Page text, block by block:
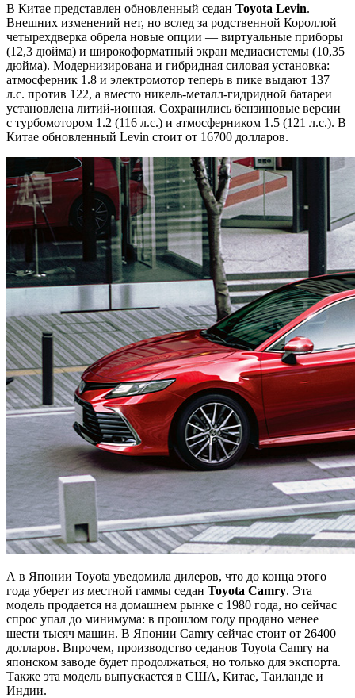
В Китае представлен обновленный седан Toyota Levin.
Внешних изменений нет, но вслед за родственной Короллой
четырехдверка обрела новые опции — виртуальные приборы
(12,3 дюйма) и широкоформатный экран медиасистемы (10,35
дюйма). Модернизирована и гибридная силовая установка:
атмосферник 1.8 и электромотор теперь в пике выдают 137
л.с. против 122, а вместо никель-металл-гидридной батареи
установлена литий-ионная. Сохранились бензиновые версии
с турбомотором 1.2 (116 л.с.) и атмосферником 1.5 (121 л.с.). В
Китае обновленный Levin стоит от 16700 долларов.
А в Японии Toyota уведомила дилеров, что до конца этого
года уберет из местной гаммы седан Toyota Camry. Эта
модель продается на домашнем рынке с 1980 года, но сейчас
спрос упал до минимума: в прошлом году продано менее
шести тысяч машин. В Японии Camry сейчас стоит от 26400
долларов. Впрочем, производство седанов Toyota Camry на
японском заводе будет продолжаться, но только для экспорта.
Также эта модель выпускается в США, Китае, Таиланде и
Индии.